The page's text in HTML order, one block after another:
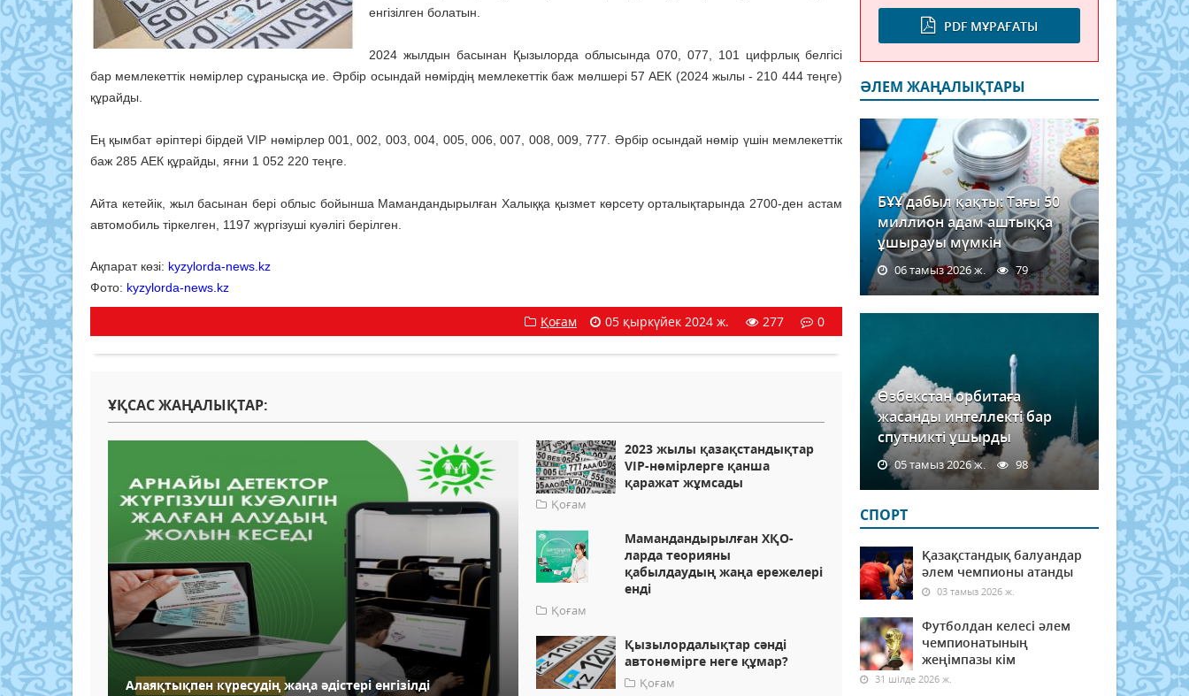
енгізілген болатын.
2024 жылдын басынан Қызылорда облысында 070, 077, 101 цифрлық белгісі
бар мемлекеттік нөмірлер сұранысқа ие. Әрбір осындай нөмірдің мемлекеттік баж мөлшері 57 АЕК (2024 жылы - 210 444 теңге)
құрайды.
Ең қымбат әріптері бірдей VIP нөмірлер 001, 002, 003, 004, 005, 006, 007, 008, 009, 777. Әрбір осындай нөмір үшін мемлекеттік
баж 285 АЕК құрайды, яғни 1 052 220 теңге.
Айта кетейік, жыл басынан бері облыс бойынша Мамандандырылған Халыққа қызмет көрсету орталықтарында 2700-ден астам
автомобиль тіркелген, 1197 жүргізуші куәлігі берілген.
Ақпарат көзі: kyzylorda-news.kz
Фото: kyzylorda-news.kz
Қоғам 05 қыркүйек 2024 ж. 277 0
ҰҚСАС ЖАҢАЛЫҚТАР:
Алаяқтықпен күресудің жаңа әдістері енгізілді
2023 жылы қазақстандықтар
VIP-нөмірлерге қанша
қаражат жұмсады
Қоғам
Мамандандырылған ХҚО-
ларда теорияны
қабылдаудың жаңа ережелері
енді
Қоғам
Қызылордалықтар сәнді
автонөмірге неге құмар?
Қоғам
PDF МҰРАҒАТЫ
ӘЛЕМ ЖАҢАЛЫҚТАРЫ
БҰҰ дабыл қақты: Тағы 50
миллион адам аштыққа
ұшырауы мүмкін
06 тамыз 2026 ж. 79
Өзбекстан орбитаға
жасанды интеллекті бар
спутникті ұшырды
05 тамыз 2026 ж. 98
СПОРТ
Қазақстандық балуандар
әлем чемпионы атанды
03 тамыз 2026 ж.
Футболдан келесі әлем
чемпионатының
жеңімпазы кім
31 шілде 2026 ж.